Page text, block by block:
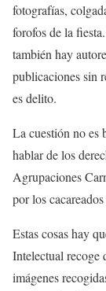
fotografías,
forofos de la
también hay
publicaciones sin
es delito.
La cuestión no es
hablar de los
Agrupaciones
por los
Estas cosas hay
Intelectual recoge
imágenes